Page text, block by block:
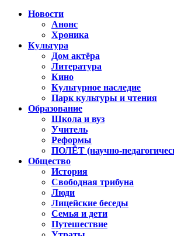
Новости
Анонс
Хроника
Культура
Дом актёра
Литература
Кино
Культурное наследие
Парк культуры и чтения
Образование
Школа и вуз
Учитель
Реформы
ПОЛЁТ (научно-
Общество
История
Свободная трибуна
Люди
Лицейские беседы
Семья и дети
Путешествие